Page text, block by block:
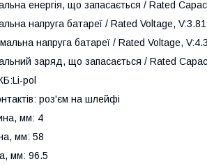
енергія, що запасається / Rated
напруга батареї / Rated Voltage, V:3.81
напруга батареї / Rated Voltage,
заряд, що запасається / Rated
pol
роз'єм на шлейфі
мм: 4
мм: 58
мм: 96.5